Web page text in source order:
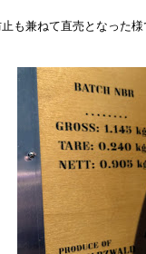
も兼ねて直売となった様